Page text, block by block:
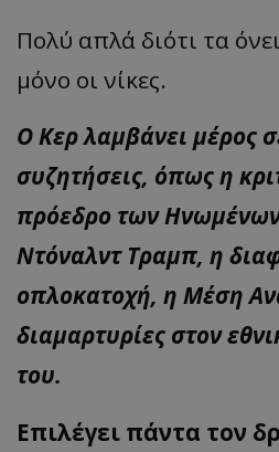
Πολύ απλά διότι τα
μόνο οι νίκες.
Ο Κερ λαμβάνει μέρος
συζητήσεις, όπως η
πρόεδρο των
Ντόναλντ Τραμπ, η
οπλοκατοχή, η Μέση
διαμαρτυρίες στον
του.
Επιλέγει πάντα τον